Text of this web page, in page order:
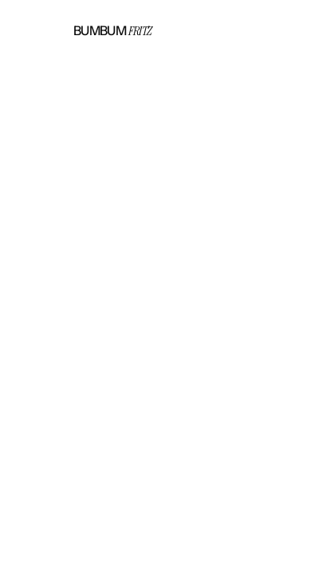
BUMBUMFRITZ